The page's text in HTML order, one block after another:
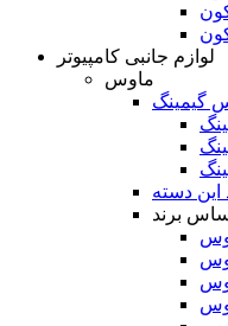
لوازم جانبی کامپیوتر
ماوس
گیمینگ
این دسته
برند